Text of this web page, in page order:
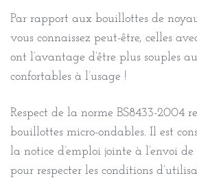
Par rapport aux bouillottes de
vous connaissez peut-être, celles
ont l’avantage d’être plus souples
confortables à l’usage !
Respect de la norme BS8433-2004
bouillottes micro-ondables. Il est
la notice d’emploi jointe à l’envoi
pour respecter les conditions